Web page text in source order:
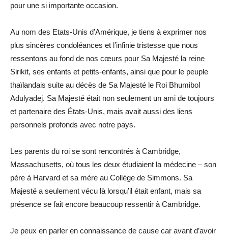
pour une si importante occasion.
Au nom des Etats-Unis d’Amérique, je tiens à exprimer nos
plus sincères condoléances et l’infinie tristesse que nous
ressentons au fond de nos cœurs pour Sa Majesté la reine
Sirikit, ses enfants et petits-enfants, ainsi que pour le peuple
thaïlandais suite au décès de Sa Majesté le Roi Bhumibol
Adulyadej. Sa Majesté était non seulement un ami de toujours
et partenaire des États-Unis, mais avait aussi des liens
personnels profonds avec notre pays.
Les parents du roi se sont rencontrés à Cambridge,
Massachusetts, où tous les deux étudiaient la médecine – son
père à Harvard et sa mère au Collège de Simmons. Sa
Majesté a seulement vécu là lorsqu’il était enfant, mais sa
présence se fait encore beaucoup ressentir à Cambridge.
Je peux en parler en connaissance de cause car avant d’avoir